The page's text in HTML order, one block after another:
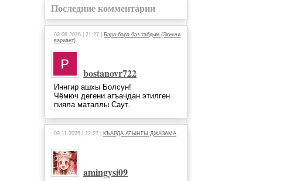
Последние комментарии
02.08.2026 | 21:27 | Бара-бара баз табдым (Экинчи
вариант)
bostanovr722
Иннгир ашхы Болсун!
Чёмюч дегени агъачдан этилген
пияла маталлы Саут.
09.11.2025 | 22:27 | КЪАРДА АТЫНГЫ ДЖАЗАМА
amingysi09